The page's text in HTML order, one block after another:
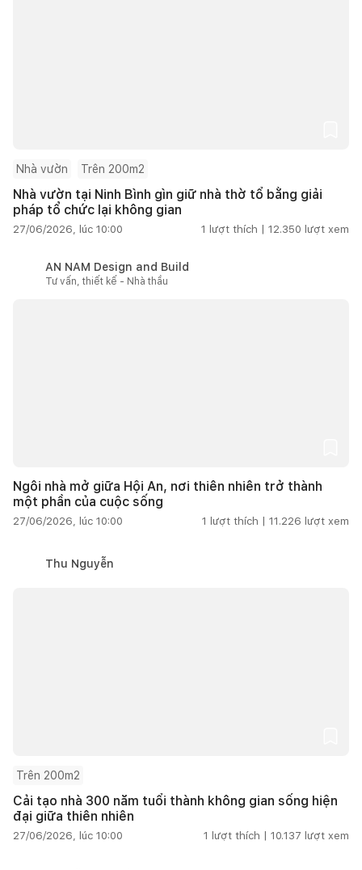
Nhà vườn Trên 200m2
Nhà vườn tại Ninh Bình gìn giữ nhà thờ tổ bằng giải
pháp tổ chức lại không gian
27/06/2026, lúc 10:00 1 lượt thích | 12.350 lượt xem
AN NAM Design and Build
Tư vấn, thiết kế - Nhà thầu
Ngôi nhà mở giữa Hội An, nơi thiên nhiên trở thành
một phần của cuộc sống
27/06/2026, lúc 10:00 1 lượt thích | 11.226 lượt xem
Thu Nguyễn
Trên 200m2
Cải tạo nhà 300 năm tuổi thành không gian sống hiện
đại giữa thiên nhiên
27/06/2026, lúc 10:00 1 lượt thích | 10.137 lượt xem